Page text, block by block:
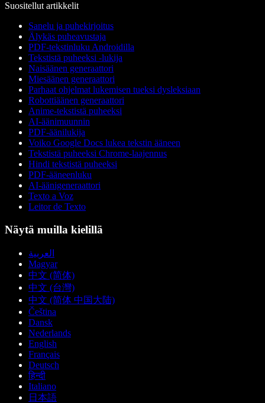
Suositellut artikkelit
Sanelu ja puhekirjoitus
Älykäs puheavustaja
PDF-tekstinluku Androidilla
Tekstistä puheeksi -lukija
Naisäänen generaattori
Miesäänen generaattori
Parhaat ohjelmat lukemisen tueksi dysleksiaan
Robottiäänen generaattori
Anime-tekstistä puheeksi
AI-äänimuunnin
PDF-äänilukija
Voiko Google Docs lukea tekstin ääneen
Tekstistä puheeksi Chrome-laajennus
Hindi tekstistä puheeksi
PDF-ääneenluku
AI-äänigeneraattori
Texto a Voz
Leitor de Texto
Näytä muilla kielillä
العربية
Magyar
中文 (简体)
中文 (台灣)
中文 (简体 中国大陆)
Čeština
Dansk
Nederlands
English
Français
Deutsch
हिन्दी
Italiano
日本語